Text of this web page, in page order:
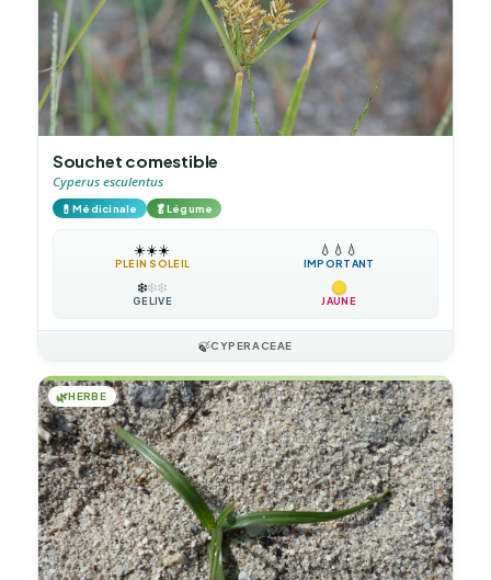
Souchet comestible
Cyperus esculentus
💊Médicinale 🥬Légume
☀️☀️☀️
PLEIN SOLEIL
💧 💧 💧
IMPORTANT
❄️❄️❄️
GÉLIVE JAUNE
🍃CYPERACEAE
🌿HERBE